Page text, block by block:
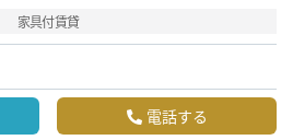
家具付賃貸
電話する